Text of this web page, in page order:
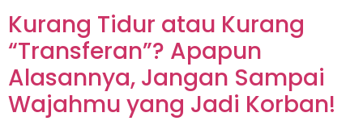
Kurang Tidur atau Kurang
“Transferan”? Apapun
Alasannya, Jangan Sampai
Wajahmu yang Jadi Korban!